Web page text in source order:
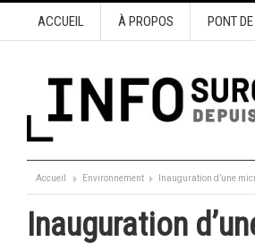
ACCUEIL À PROPOS PONT
Accueil Environnement Inauguration d’une
Inauguration